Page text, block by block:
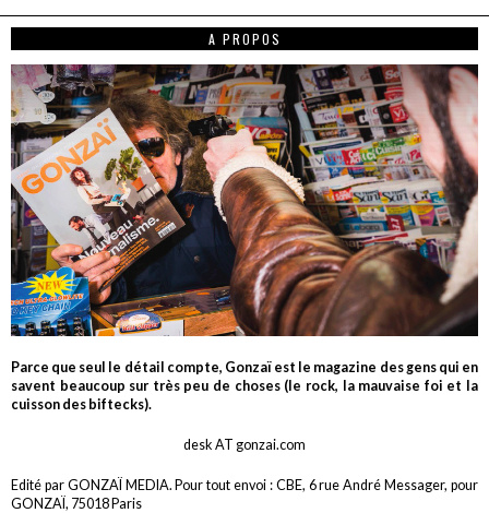
A PROPOS
Parce que seul le détail compte, Gonzaï est le magazine des gens qui en
savent beaucoup sur très peu de choses (le rock, la mauvaise foi et la
cuisson des biftecks).
desk AT gonzai.com
Edité par GONZAÏ MEDIA. Pour tout envoi : CBE, 6 rue André Messager, pour
GONZAÏ, 75018 Paris